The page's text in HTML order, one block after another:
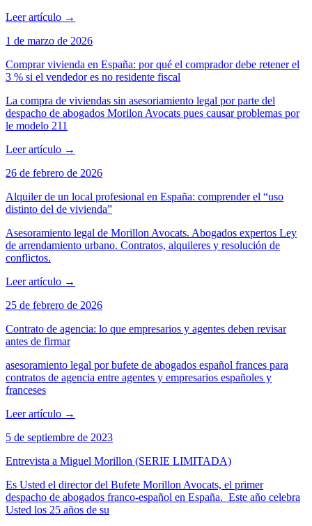
Leer artículo →
1 de marzo de 2026
Comprar vivienda en España: por qué el comprador debe retener el
3 % si el vendedor es no residente fiscal
La compra de viviendas sin asesoriamiento legal por parte del
despacho de abogados Morilon Avocats pues causar problemas por
le modelo 211
Leer artículo →
26 de febrero de 2026
Alquiler de un local profesional en España: comprender el “uso
distinto del de vivienda”
Asesoramiento legal de Morillon Avocats. Abogados expertos Ley
de arrendamiento urbano. Contratos, alquileres y resolución de
conflictos.
Leer artículo →
25 de febrero de 2026
Contrato de agencia: lo que empresarios y agentes deben revisar
antes de firmar
asesoramiento legal por bufete de abogados español frances para
contratos de agencia entre agentes y empresarios españoles y
franceses
Leer artículo →
5 de septiembre de 2023
Entrevista a Miguel Morillon (SERIE LIMITADA)
Es Usted el director del Bufete Morillon Avocats, el primer
despacho de abogados franco-español en España. Este año celebra
Usted los 25 años de su